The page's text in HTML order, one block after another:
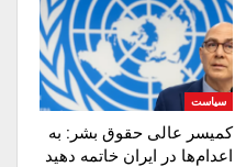
سیاست
کمیسر عالی حقوق بشر: به
اعدام‌ها در ایران خاتمه دهید